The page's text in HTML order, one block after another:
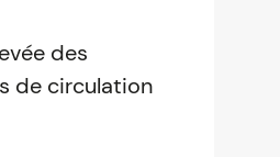
des
de circulation